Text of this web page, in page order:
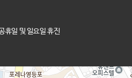
휴일 및 일요일 휴진